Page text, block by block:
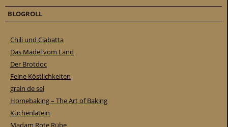
BLOGROLL
Chili und Ciabatta
Das Mädel vom Land
Der Brotdoc
Feine Köstlichkeiten
grain de sel
Homebaking – The Art of Baking
Küchenlatein